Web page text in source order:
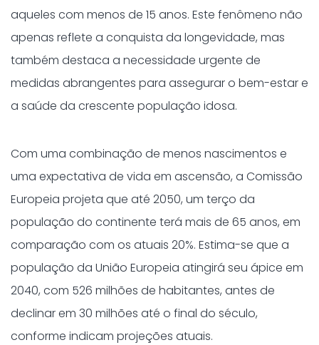
aqueles com menos de 15 anos. Este fenômeno não
apenas reflete a conquista da longevidade, mas
também destaca a necessidade urgente de
medidas abrangentes para assegurar o bem-estar e
a saúde da crescente população idosa.
Com uma combinação de menos nascimentos e
uma expectativa de vida em ascensão, a Comissão
Europeia projeta que até 2050, um terço da
população do continente terá mais de 65 anos, em
comparação com os atuais 20%. Estima-se que a
população da União Europeia atingirá seu ápice em
2040, com 526 milhões de habitantes, antes de
declinar em 30 milhões até o final do século,
conforme indicam projeções atuais.